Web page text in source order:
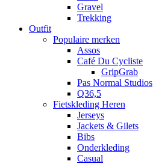
Gravel
Trekking
Outfit
Populaire merken
Assos
Café Du Cycliste
GripGrab
Pas Normal Studios
Q36,5
Fietskleding Heren
Jerseys
Jackets & Gilets
Bibs
Onderkleding
Casual